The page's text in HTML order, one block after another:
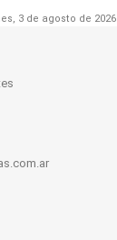
3 de agosto de 2026